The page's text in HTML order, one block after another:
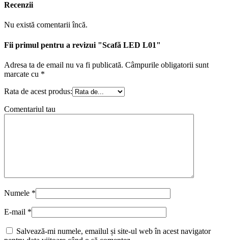
Recenzii
Nu există comentarii încă.
Fii primul pentru a revizui "Scafă LED L01"
Adresa ta de email nu va fi publicată. Câmpurile obligatorii sunt
marcate cu *
Rata de acest produs:
Comentariul tau
Numele *
E-mail *
Salvează-mi numele, emailul și site-ul web în acest navigator